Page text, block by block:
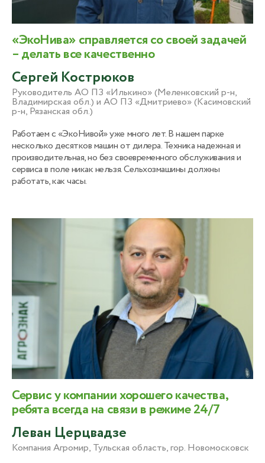
«ЭкоНива» справляется со своей задачей
– делать все качественно
Сергей Кострюков
Руководитель АО ПЗ «Илькино» (Меленковский р-н,
Владимирская обл.) и АО ПЗ «Дмитриево» (Касимовский
р-н, Рязанская обл.)
Работаем с «ЭкоНивой» уже много лет. В нашем парке
несколько десятков машин от дилера. Техника надежная и
производительная, но без своевременного обслуживания и
сервиса в поле никак нельзя. Сельхозмашины должны
работать, как часы.
Сервис у компании хорошего качества,
ребята всегда на связи в режиме 24/7
Леван Церцвадзе
Компания Агромир, Тульская область, гор. Новомосковск